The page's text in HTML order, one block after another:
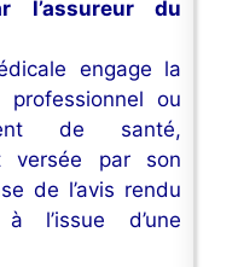
l’assureur du
engage la
professionnel ou
de santé,
versée par son
de l’avis rendu
d’une